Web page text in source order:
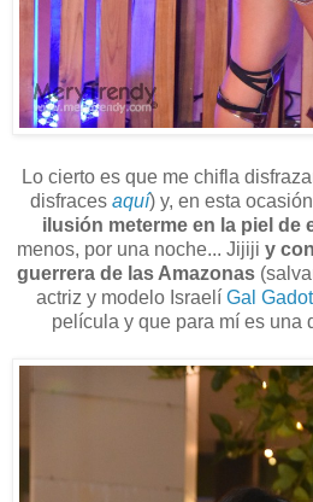
Lo cierto es que me chifla
disfraces aquí) y, en esta
ilusión meterme en la piel de
menos, por una noche... Jijiji y
guerrera de las Amazonas
actriz y modelo Israelí Gal Gadot
película y que para mí es una